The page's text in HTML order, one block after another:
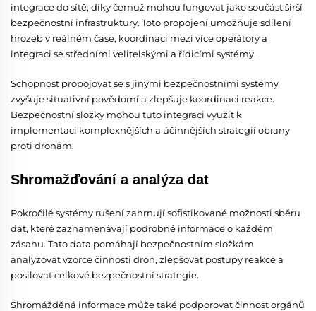
integrace do sítě, díky čemuž mohou fungovat jako součást širší
bezpečnostní infrastruktury. Toto propojení umožňuje sdílení
hrozeb v reálném čase, koordinaci mezi více operátory a
integraci se středními velitelskými a řídicími systémy.
Schopnost propojovat se s jinými bezpečnostními systémy
zvyšuje situativní povědomí a zlepšuje koordinaci reakce.
Bezpečnostní složky mohou tuto integraci využít k
implementaci komplexnějších a účinnějších strategií obrany
proti dronám.
Shromažďování a analýza dat
Pokročilé systémy rušení zahrnují sofistikované možnosti sběru
dat, které zaznamenávají podrobné informace o každém
zásahu. Tato data pomáhají bezpečnostním složkám
analyzovat vzorce činnosti dron, zlepšovat postupy reakce a
posilovat celkové bezpečnostní strategie.
Shromážděná informace může také podporovat činnost orgánů